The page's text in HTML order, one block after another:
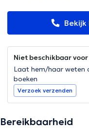
Niet beschikbaar
Laat hem/haar weten
boeken
Verzoek verzenden
Bereikbaarheid